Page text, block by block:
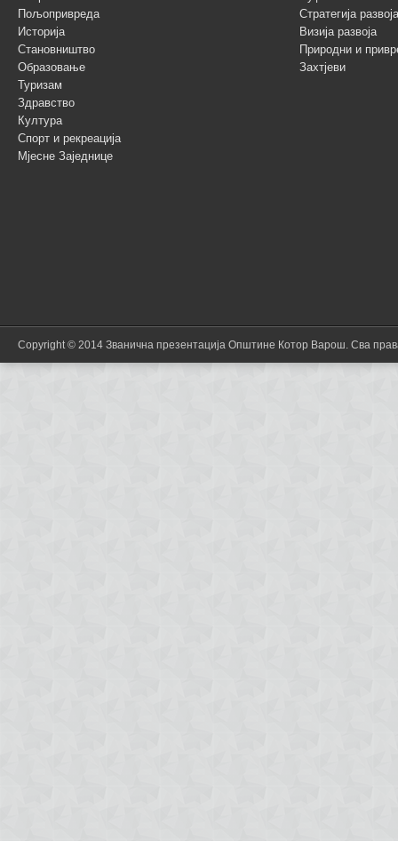
Пољопривреда
Историја
Становништво
Образовање
Туризам
Здравство
Култура
Спорт и рекреација
Мјесне Заједнице
Стратегија
Визија развоја
Природни и
Захтјеви
Copyright © 2014 Званична презентација Општине Котор Варош. Сва